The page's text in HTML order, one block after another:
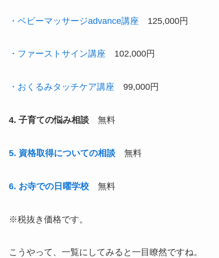
・ベビーマッサージadvance講座 125,000円
・ファーストサイン講座 102,000円
・おくるみタッチケア講座 99,000円
4. 子育ての悩み相談無料
5. 資格取得についての相談無料
6. お寺での日曜学校無料
※税抜き価格です。
こうやって、一覧にしてみると一目瞭然ですね。